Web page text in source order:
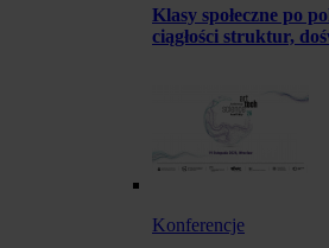
Klasy społeczne po
ciągłości struktur,
Konferencje